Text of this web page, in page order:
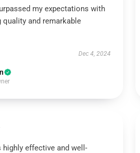
my expectations with
and remarkable
Dec 4, 2024
effective and well-